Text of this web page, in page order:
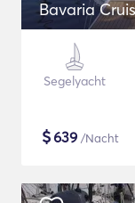
Bavaria
Segelyacht
$639 /Nacht